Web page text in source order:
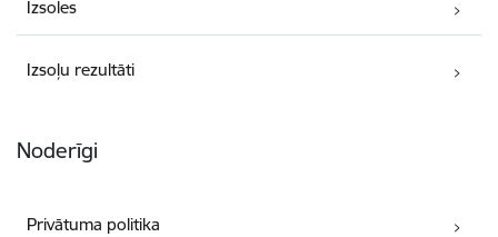
Izsoles
Izsoļu rezultāti
Noderīgi
Privātuma politika